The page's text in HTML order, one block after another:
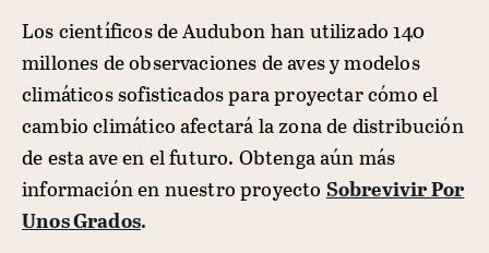
Los científicos de Audubon han utilizado 140
millones de observaciones de aves y modelos
climáticos sofisticados para proyectar cómo el
cambio climático afectará la zona de distribución
de esta ave en el futuro. Obtenga aún más
información en nuestro proyecto Sobrevivir Por
Unos Grados.